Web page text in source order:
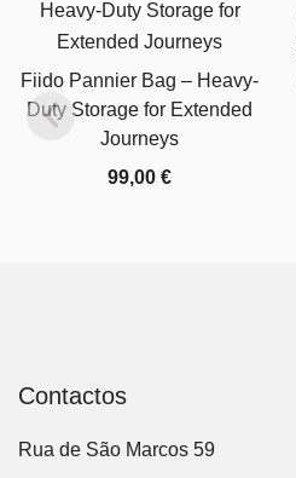
Fiido Pannier Bag – Heavy-
Duty Storage for Extended
Journeys
99,00€
Contactos
Rua de São Marcos 59